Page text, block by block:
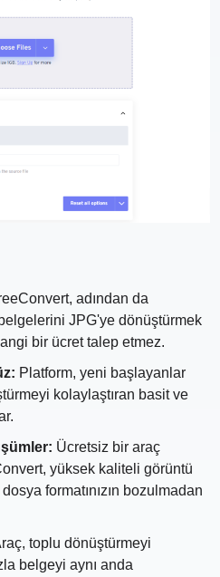
adından da
JPG'ye dönüştürmek
bir ücret talep etmez.
Platform, yeni başlayanlar
kolaylaştıran basit ve
Ücretsiz bir araç
yüksek kaliteli görüntü
formatınızın bozulmadan
toplu dönüştürmeyi
belgeyi aynı anda